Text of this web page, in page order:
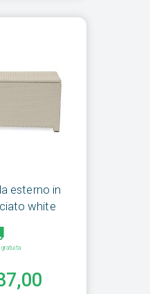
esterno in
white